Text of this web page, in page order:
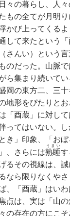
々の暮らし、人
もの全てが月明
かび上ってくる
して来たという
さんい）という
のだった。山脈
ら集まり続いて
岡の東方二、三
地形をぴたりとお
「酉蔵」に対し
ってはいない。
き」印象、「お
、さらには熟睡
うまい
す
るその視線は、
なら限りなくや
、「酉蔵」はい
点は、実は「山
の存在の方にこ